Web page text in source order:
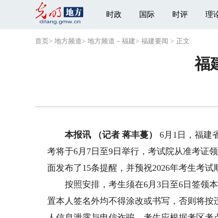
时政 国际 时评 理
首页 > 地方频道> 地方频道－福建> 福建要闻 > 正文
福
本报讯 （记者 蒋丰蔓）
6月1日，福建
考将于6月7日至9日举行，考试院从准考证
面发布了15条提醒，并预祝2026年考生考
按照安排，考生须在6月3日至6日签领本
置本人签名外均不得涂改或书写，否则将